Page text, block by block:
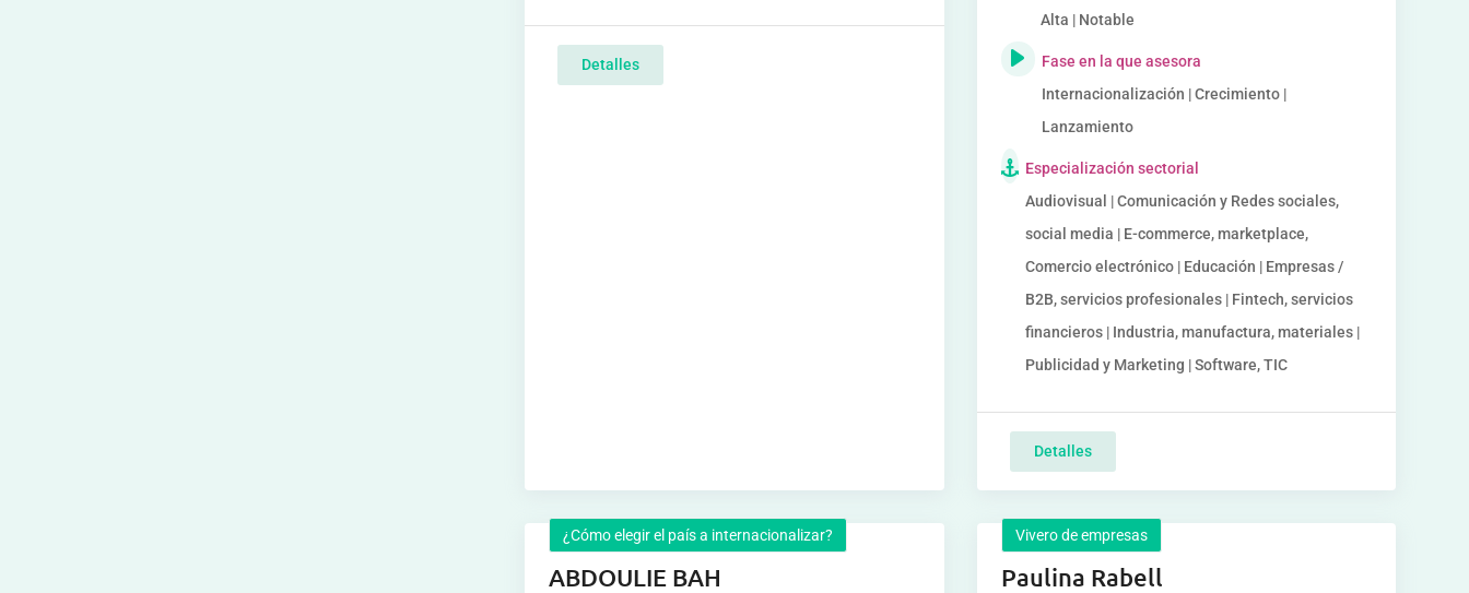
Detalles
Alta | Notable
Fase en la que asesora
Internacionalización | Crecimiento |
Lanzamiento
Especialización sectorial
Audiovisual | Comunicación y Redes sociales,
social media | E-commerce, marketplace,
Comercio electrónico | Educación | Empresas /
B2B, servicios profesionales | Fintech, servicios
financieros | Industria, manufactura, materiales |
Publicidad y Marketing | Software, TIC
Detalles
¿Cómo elegir el país a internacionalizar?
ABDOULIE BAH
Vivero de empresas
Paulina Rabell